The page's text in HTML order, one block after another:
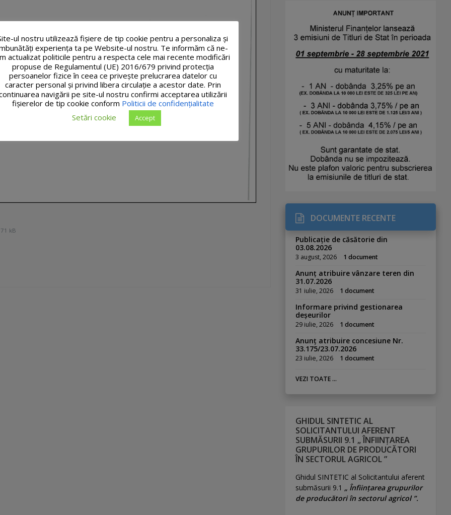
kB
DOCUMENTE RECENTE
Publicație de căsătorie din
03.08.2026
3 august, 2026 1 document
Anunț atribuire vânzare teren din
31.07.2026
31 iulie, 2026 1 document
Informare privind gestionarea
deșeurilor
29 iulie, 2026 1 document
Anunț atribuire concesiune Nr.
33.175/23.07.2026
23 iulie, 2026 1 document
VEZI TOATE ...
GHIDUL SINTETIC AL
SOLICITANTULUI AFERENT
SUBMĂSURII 9.1 „ ÎNFIINȚAREA
GRUPURILOR DE PRODUCĂTORI
ÎN SECTORUL AGRICOL ”
Ghidul SINTETIC al Solicitantului aferent
submăsurii 9.1 „ Înființarea grupurilor
de producători în sectorul agricol ”.
ul nostru utilizează fişiere de tip cookie pentru a personaliza și
experiența ta pe Website-ul nostru. Te informăm că ne-
actualizat politicile pentru a respecta cele mai recente modificări
propuse de Regulamentul (UE) 2016/679 privind protecția
persoanelor fizice în ceea ce privește prelucrarea datelor cu
caracter personal și privind libera circulație a acestor date. Prin
navigării pe site-ul nostru confirmi acceptarea utilizării
fişierelor de tip cookie conform Politicii de confidențialitate
Setări cookie
Accept